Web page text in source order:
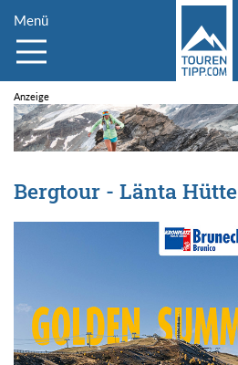
Menü
Bergtour - Länta Hütte